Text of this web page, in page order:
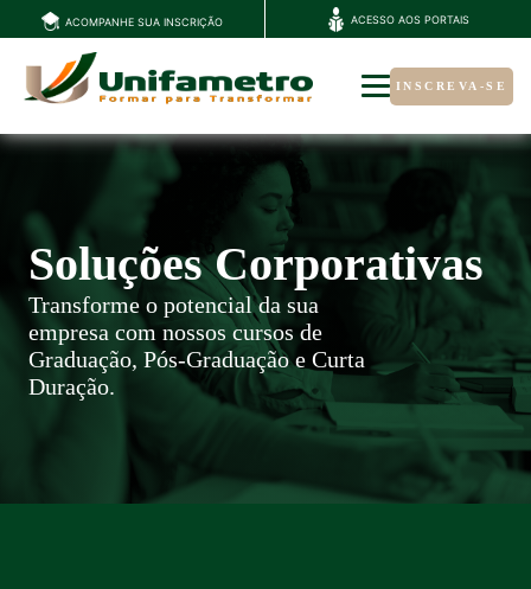
ACOMPANHE SUA INSCRIÇÃO ACESSO AOS PORTAIS
INSCREVA-SE
Soluções Corporativas
Transforme o potencial da sua
empresa com nossos cursos de
Graduação, Pós-Graduação e Curta
Duração.